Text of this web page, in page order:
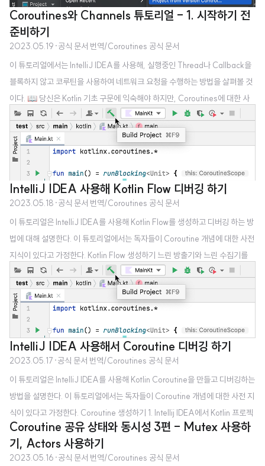
fun getRepoContributorsCall( @Path("owner") owner: String, @Pat
h("repo") repo: String ): Call } 이 API는 주어진 조직의 기여자 목록을 가..
Coroutines와 Channels 튜토리얼 - 1. 시작하기 전
준비하기
2023.05.19 ·공식 문서 번역/Coroutines 공식 문서
이 튜토리얼에서는 IntelliJ IDEA를 사용해, 실행중인 Thread나 Callback을
블록하지 않고 코루틴을 사용하여 네트워크 요청을 수행하는 방법을 살펴볼 것
이다. 📖 당신은 Kotlin 기초 구문에 익숙해야 하지만, Coroutines에 대한 사
전 지식은 필요하지 않습니다. 당신은 다음의 사항들에 대해 배울 것입니다. 네
트워크 요청을 하기 위해 일시 중단 함수를 왜 그리고 어떻게 사용해야 하는지
Coroutines을 사용하여 요청을 동시에 보낼 수 있는 방법 서로 다른 Coroutin
es 간에 Channels를 이용하여 정보를 공유하는 방법 네트워크 요청들을 위해
서 Retrofit 라이브러리를 필요로 하지만, 이 튜토리얼에서 보여지는 접근 방식
은 보편적이고 Coroutines를 지원하는 다른..
IntelliJ IDEA 사용해 Kotlin Flow 디버깅 하기
2023.05.18 ·공식 문서 번역/Coroutines 공식 문서
이 튜토리얼은 IntelliJ IDEA를 사용해 Kotlin Flow를 생성하고 디버깅 하는 방
법에 대해 설명한다. 이 튜토리얼에서는 독자들이 Coroutine 개념에 대한 사전
지식이 있다고 가정한다. Kotlin Flow 생성하기 느린 방출기와 느린 수집기를
가진 Kotlin flow를 생성한다: 1. Intellij IDEA에서 Kotlin 프로젝트를 연다. 만
약 프로젝트가 없다면 하나를 새로 만든다. 2. kotlinx.coroutines 라이브러리
를 Gradle 프로젝트에서 사용하기 위해서 다음 종속성을 build.gradle(.kts)
에 추가한다. Kotlin Gradle dependencies { implementation("org.jetbrai
ns.kotlinx:kotlinx-corouti..
IntelliJ IDEA 사용해서 Coroutine 디버깅 하기
2023.05.17 ·공식 문서 번역/Coroutines 공식 문서
이 튜토리얼은 IntelliJ IDEA를 사용해 Kotlin Coroutine을 만들고 디버깅하는
방법을 설명한다. 이 튜토리얼에서는 독자들이 Coroutine 개념에 대한 사전 지
식이 있다고 가정한다. Coroutine 생성하기 1. Intellij IDEA에서 Kotlin 프로젝
트를 연다. 만약 프로젝트가 없다면 하나를 새로 만든다. 2. kotlinx.coroutines
라이브러리를 Gradle 프로젝트에서 사용하기 위해서 다음 종속성을 build.gra
dle(.kts)에 추가한다. Kotlin Gradle dependencies { implementation("o
Coroutine 공유 상태와 동시성 3편 - Mutex 사용하
기, Actors 사용하기
2023.05.16 ·공식 문서 번역/Coroutines 공식 문서